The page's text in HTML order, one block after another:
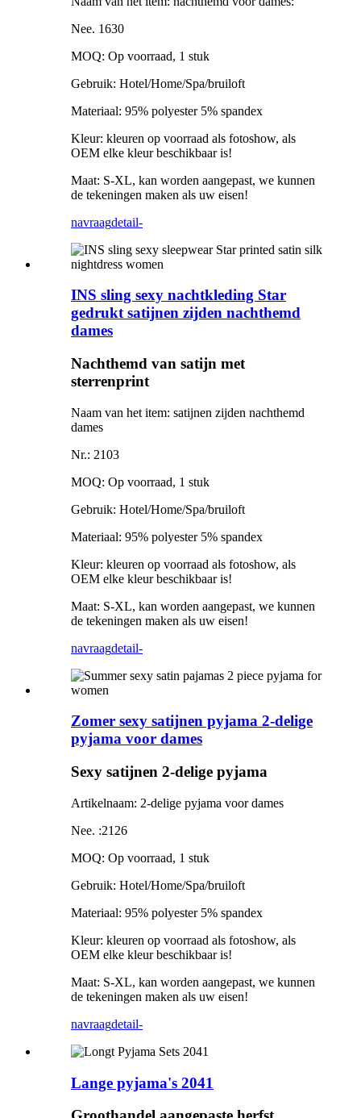
Nee. 1630
MOQ: Op voorraad, 1 stuk
Gebruik: Hotel/Home/Spa/bruiloft
Materiaal: 95% polyester 5% spandex
Kleur: kleuren op voorraad als fotoshow, als
OEM elke kleur beschikbaar is!
Maat: S-XL, kan worden aangepast, we kunnen
de tekeningen maken als uw eisen!
navraagdetail-
INS sling sexy nachtkleding Star
gedrukt satijnen zijden nachthemd
dames
Nachthemd van satijn met
sterrenprint
Naam van het item: satijnen zijden nachthemd
dames
Nr.: 2103
MOQ: Op voorraad, 1 stuk
Gebruik: Hotel/Home/Spa/bruiloft
Materiaal: 95% polyester 5% spandex
Kleur: kleuren op voorraad als fotoshow, als
OEM elke kleur beschikbaar is!
Maat: S-XL, kan worden aangepast, we kunnen
de tekeningen maken als uw eisen!
navraagdetail-
Zomer sexy satijnen pyjama 2-delige
pyjama voor dames
Sexy satijnen 2-delige pyjama
Artikelnaam: 2-delige pyjama voor dames
Nee. :2126
MOQ: Op voorraad, 1 stuk
Gebruik: Hotel/Home/Spa/bruiloft
Materiaal: 95% polyester 5% spandex
Kleur: kleuren op voorraad als fotoshow, als
OEM elke kleur beschikbaar is!
Maat: S-XL, kan worden aangepast, we kunnen
de tekeningen maken als uw eisen!
navraagdetail-
Lange pyjama's 2041